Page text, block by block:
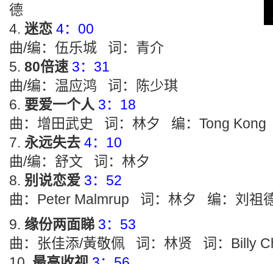
德
迷恋 4：00
曲/编：伍乐城 词：青介
80倍速 3：31
曲/编：温应鸿 词：陈少琪
要爱一个人 3：18
曲：增田武史 词：林夕 编：Tong Kong
永远失去 4：10
曲/编：舒文 词：林夕
别说恋爱 3：52
曲：Peter Malmrup 词：林夕 编：刘祖
缘份两面睇 3：53
曲：张佳添/黃敬佩 词：林贤 词：Billy